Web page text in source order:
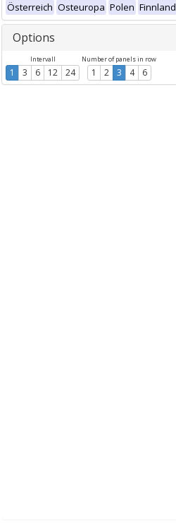
Österreich Osteuropa Polen Finnland
Options
Intervall
1 3 6 12 24
Number of panels in row
1 2 3 4 6